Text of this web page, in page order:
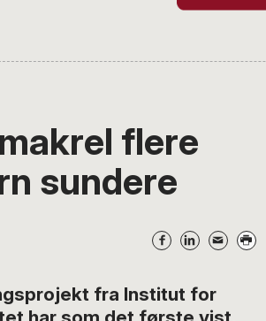
flere
sundere
fra Institut for